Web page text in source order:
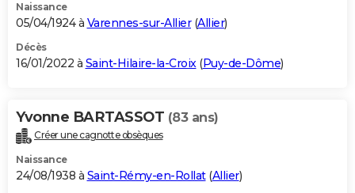
Naissance
05/04/1924 à Varennes-sur-Allier(Allier)
Décès
16/01/2022 à Saint-Hilaire-la-Croix(Puy-de-Dôme)
Yvonne BARTASSOT (83 ans)
Créer une cagnotte obsèques
Naissance
24/08/1938 à Saint-Rémy-en-Rollat(Allier)